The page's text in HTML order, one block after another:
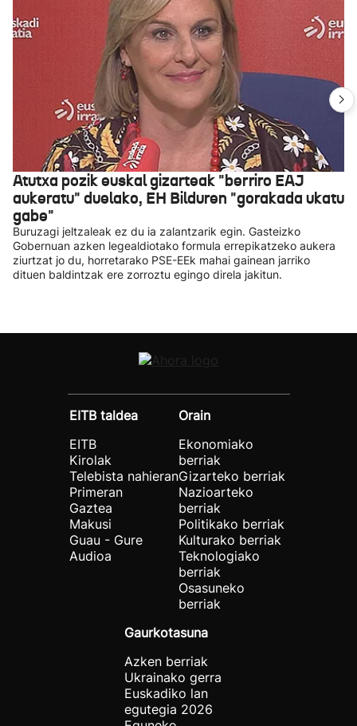
Atutxa pozik euskal gizarteak "berriro EAJ
aukeratu" duelako, EH Bilduren "gorakada ukatu
gabe"
Buruzagi jeltzaleak ez du ia zalantzarik egin. Gasteizko
Gobernuan azken legealdiotako formula errepikatzeko aukera
ziurtzat jo du, horretarako PSE-EEk mahai gainean jarriko
dituen baldintzak ere zorroztu egingo direla jakitun.
EITB taldea
EITB
Kirolak
Telebista nahieran
Primeran
Gaztea
Makusi
Guau - Gure
Audioa
Orain
Ekonomiako
berriak
Gizarteko berriak
Nazioarteko
berriak
Politikako berriak
Kulturako berriak
Teknologiako
berriak
Osasuneko
berriak
Gaurkotasuna
Azken berriak
Ukrainako gerra
Euskadiko lan
egutegia 2026